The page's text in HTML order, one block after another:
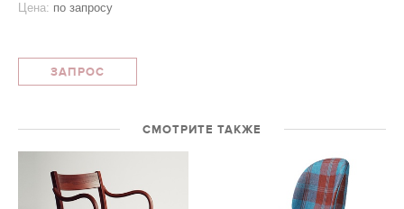
Цена: по запросу
ЗАПРОС
СМОТРИТЕ ТАКЖЕ